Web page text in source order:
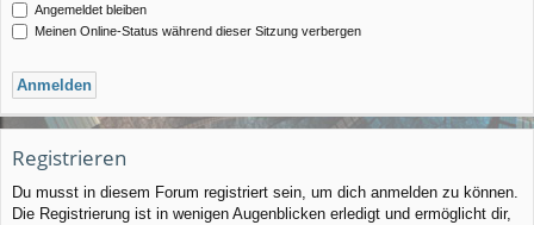
Angemeldet bleiben
Meinen Online-Status während dieser Sitzung verbergen
Registrieren
Du musst in diesem Forum registriert sein, um dich anmelden zu können.
Die Registrierung ist in wenigen Augenblicken erledigt und ermöglicht dir,